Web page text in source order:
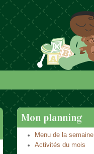
Mon planning
Menu de la semaine
Activités du mois